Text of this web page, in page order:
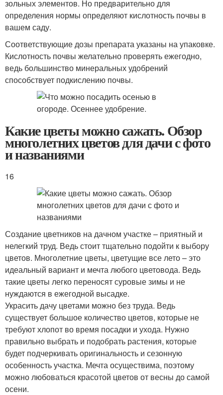
зольных элементов. Но предварительно для
определения нормы определяют кислотность почвы в
вашем саду.
Соответствующие дозы препарата указаны на упаковке.
Кислотность почвы желательно проверять ежегодно,
ведь большинство минеральных удобрений
способствует подкислению почвы.
Какие цветы можно сажать. Обзор
многолетних цветов для дачи с фото
и названиями
16
Создание цветников на дачном участке – приятный и
нелегкий труд. Ведь стоит тщательно подойти к выбору
цветов. Многолетние цветы, цветущие все лето – это
идеальный вариант и мечта любого цветовода. Ведь
такие цветы легко переносят суровые зимы и не
нуждаются в ежегодной высадке.
Украсить дачу цветами можно без труда. Ведь
существует большое количество цветов, которые не
требуют хлопот во время посадки и ухода. Нужно
правильно выбрать и подобрать растения, которые
будет подчеркивать оригинальность и сезонную
особенность участка. Мечта осуществима, поэтому
можно любоваться красотой цветов от весны до самой
осени.